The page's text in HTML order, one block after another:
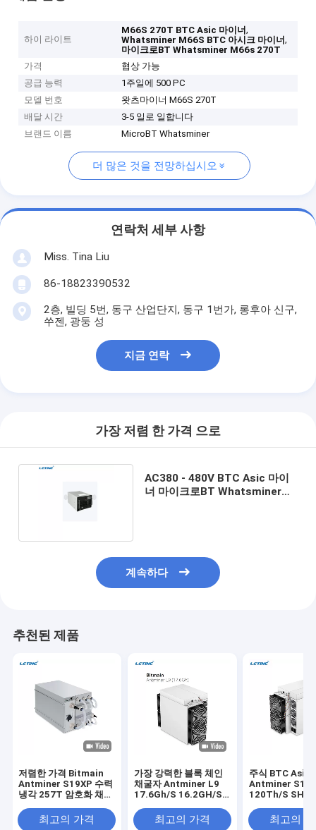
하이 라이트
M66S 270T BTC Asic 마이너,
Whatsminer M66S BTC 아시크 마이너,
마이크로BT Whatsminer M66s 270T
가격
협상 가능
공급 능력
1주일에 500 PC
모델 번호
왓츠마이너 M66S 270T
배달 시간
3-5 일로 일합니다
브랜드 이름
MicroBT Whatsminer
더 많은 것을 전망하십시오
연락처 세부 사항
Miss. Tina Liu
86-18823390532
2층, 빌딩 5번, 동구 산업단지, 동구 1번가, 롱후아 신구,
쑤젠, 광둥 성
지금 연락
가장 저렴 한 가격 으로
AC380 - 480V BTC Asic 마이
너 마이크로BT Whatsminer
계속하다
추천된 제품
저렴한 가격 Bitmain
Antminer S19XP 수력
냉각 257T 암호화 채굴
246T 20.8W 비트코인
채굴자
최고의 가격
가장 강력한 블록 체인
채굴자 Antminer L9
17.6Gh/S 16.2GH/S
DOGE BEL Asic 채굴
자 Antminer L9
최고의 가격
주식 BTC Asic
Antminer
120Th/S SHA-
최고의